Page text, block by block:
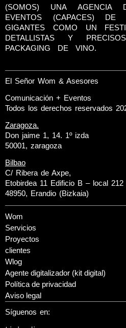
(SOMOS) UNA AGENCIA
EVENTOS (CAPACES) DE
GIGANTES COMO UN
DETALLISTAS Y
PACKAGING DE VINO.
El Señor Wom & Asesores
Comunicación + Eventos
Todos los derechos reservados
Zaragoza.
Don jaime 1, 14. 1º izda
50001, zaragoza
Bilbao
C/ Ribera de Axpe,
Etobirdea 11 Edificio B – local 212
48950, Erandio (Bizkaia)
Wom
Servicios
Proyectos
clientes
Wlog
Agente digitalizador (kit digital)
Política de privacidad
Aviso legal
Síguenos en: